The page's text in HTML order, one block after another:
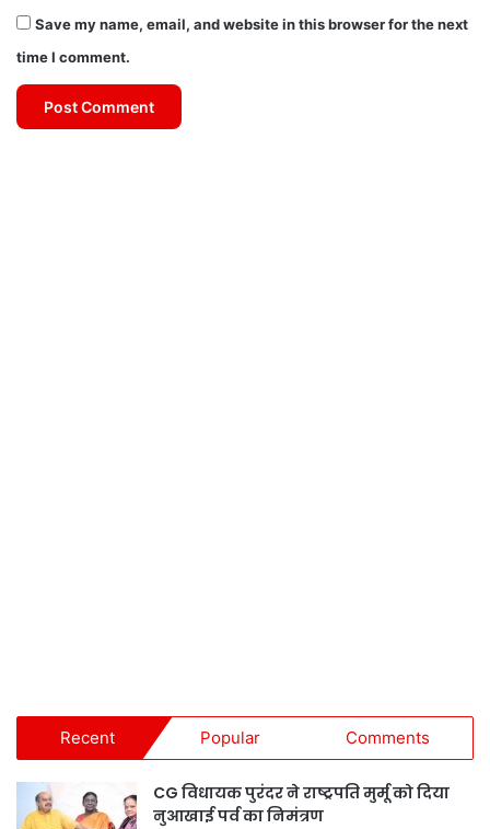
Save my name, email, and website in this browser for the next
time I comment.
Recent Popular Comments
CG विधायक पुरंदर ने राष्ट्रपति मुर्मू को दिया
नुआखाई पर्व का निमंत्रण